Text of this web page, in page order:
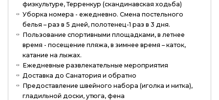
физкультуре, Терренкур (скандинавская ходьба)
Уборка номера - ежедневно. Смена постельного
белья – раз в 5 дней, полотенец-1 раз в 3 дня.
Пользование спортивными площадками, в летнее
время - посещение пляжа, в зимнее время – каток,
катание на лыжах.
Ежедневные развлекательные мероприятия
Доставка до Санатория и обратно
Предоставление швейного набора (иголка и нитка),
гладильной доски, утюга, фена